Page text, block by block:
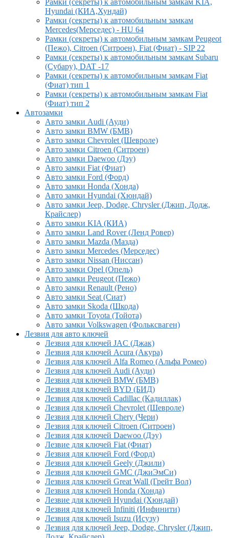
Рамки (секреты) к автомобильным замкам KIA,
Hyundai (КИА,Хундай)
Рамки (секреты) к автомобильным замкам
Mercedes(Мерседес) - HU 64
Рамки (секреты) к автомобильным замкам Peugeot
(Пежо), Citroen (Ситроен), Fiat (Фиат) - SIP 22
Рамки (секреты) к автомобильным замкам Subaru
(Субару), DAT -17
Рамки (секреты) к автомобильным замкам Fiat
(Фиат) тип 1
Рамки (секреты) к автомобильным замкам Fiat
(Фиат) тип 2
Автозамки
Авто замки Audi (Ауди)
Авто замки BMW (БМВ)
Авто замки Chevrolet (Шевроле)
Авто замки Citroen (Ситроен)
Авто замки Daewoo (Дэу)
Авто замки Fiat (Фиат)
Авто замки Ford (Форд)
Авто замки Honda (Хонда)
Авто замки Hyundai (Хюндай)
Авто замки Jeep, Dodge, Chrysler (Джип, Додж,
Крайслер)
Авто замки KIA (КИА)
Авто замки Land Rover (Ленд Ровер)
Авто замки Mazda (Мазда)
Авто замки Mercedes (Мерседес)
Авто замки Nissan (Ниссан)
Авто замки Opel (Опель)
Авто замки Peugeot (Пежо)
Авто замки Renault (Рено)
Авто замки Seat (Сиат)
Авто замки Skoda (Шкода)
Авто замки Toyota (Тойота)
Авто замки Volkswagen (Фольксваген)
Лезвия для авто ключей
Лезвия для ключей JAC (Джак)
Лезвия для ключей Acura (Акура)
Лезвия для ключей Alfa Romeo (Альфа Ромео)
Лезвия для ключей Audi (Ауди)
Лезвия для ключей BMW (БМВ)
Лезвия для ключей BYD (БИД)
Лезвия для ключей Cadillac (Кадиллак)
Лезвия для ключей Chevrolet (Шевроле)
Лезвия для ключей Chery (Чери)
Лезвия для ключей Citroen (Ситроен)
Лезвия для ключей Daewoo (Дэу)
Лезвие для ключей Fiat (Фиат)
Лезвия для ключей Ford (Форд)
Лезвия для ключей Geely (Джили)
Лезвия для ключей GMC (ДжиЭмСи)
Лезвия для ключей Great Wall (Грейт Вол)
Лезвия для ключей Honda (Хонда)
Лезвие для ключей Hyundai (Хюндай)
Лезвия для ключей Infiniti (Инфинити)
Лезвия для ключей Isuzu (Исузу)
Лезвия для ключей Jeep, Dodge, Chrysler (Джип,